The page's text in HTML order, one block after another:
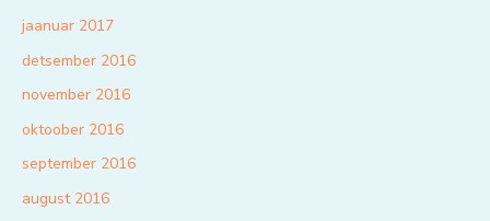
jaanuar 2017
detsember 2016
november 2016
oktoober 2016
september 2016
august 2016